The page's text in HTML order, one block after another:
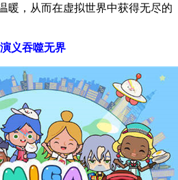
暖，从而在虚拟世界中获得无尽的
义吞噬无界